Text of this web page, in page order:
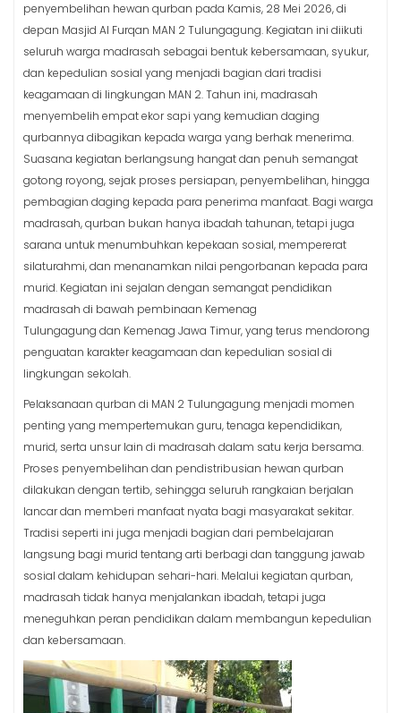
penyembelihan hewan qurban pada Kamis, 28 Mei 2026, di
depan Masjid Al Furqan MAN 2 Tulungagung. Kegiatan ini diikuti
seluruh warga madrasah sebagai bentuk kebersamaan, syukur,
dan kepedulian sosial yang menjadi bagian dari tradisi
keagamaan di lingkungan MAN 2. Tahun ini, madrasah
menyembelih empat ekor sapi yang kemudian daging
qurbannya dibagikan kepada warga yang berhak menerima.
Suasana kegiatan berlangsung hangat dan penuh semangat
gotong royong, sejak proses persiapan, penyembelihan, hingga
pembagian daging kepada para penerima manfaat. Bagi warga
madrasah, qurban bukan hanya ibadah tahunan, tetapi juga
sarana untuk menumbuhkan kepekaan sosial, mempererat
silaturahmi, dan menanamkan nilai pengorbanan kepada para
murid. Kegiatan ini sejalan dengan semangat pendidikan
madrasah di bawah pembinaan Kemenag
Tulungagung dan Kemenag Jawa Timur, yang terus mendorong
penguatan karakter keagamaan dan kepedulian sosial di
lingkungan sekolah.
Pelaksanaan qurban di MAN 2 Tulungagung menjadi momen
penting yang mempertemukan guru, tenaga kependidikan,
murid, serta unsur lain di madrasah dalam satu kerja bersama.
Proses penyembelihan dan pendistribusian hewan qurban
dilakukan dengan tertib, sehingga seluruh rangkaian berjalan
lancar dan memberi manfaat nyata bagi masyarakat sekitar.
Tradisi seperti ini juga menjadi bagian dari pembelajaran
langsung bagi murid tentang arti berbagi dan tanggung jawab
sosial dalam kehidupan sehari-hari. Melalui kegiatan qurban,
madrasah tidak hanya menjalankan ibadah, tetapi juga
meneguhkan peran pendidikan dalam membangun kepedulian
dan kebersamaan.